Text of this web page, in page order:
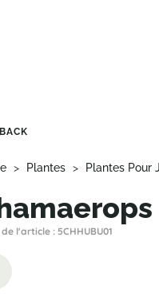
BACK
> Plantes > Plantes Pour
l'article : 5CHHUBU01